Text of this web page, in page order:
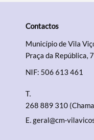
Contactos
Município de Vila
Praça da República,
NIF: 506 613 461
T.
268 889 310
E.geral@cm-